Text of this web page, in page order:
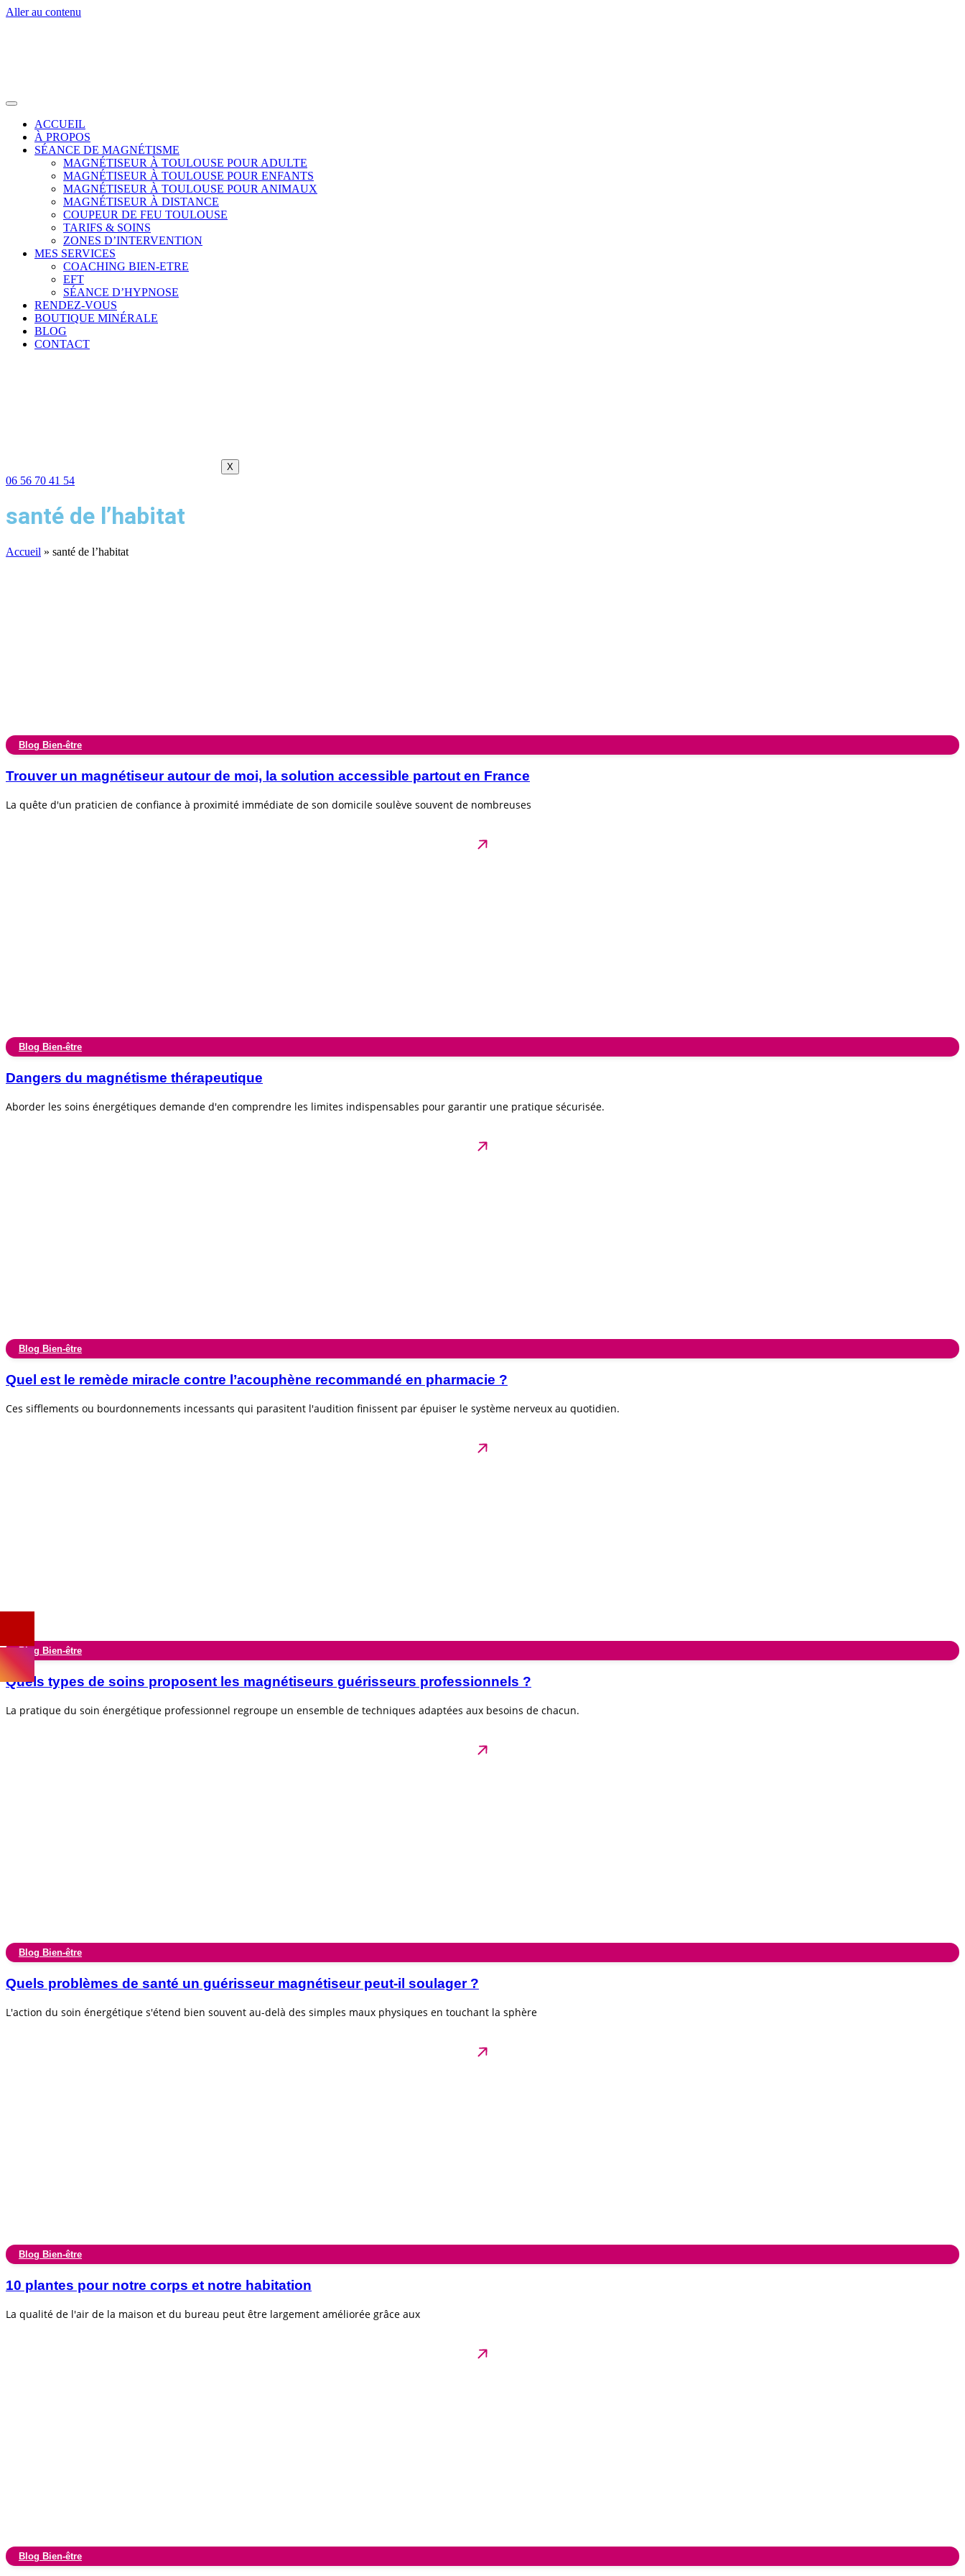
Aller au contenu
ACCUEIL
À PROPOS
SÉANCE DE MAGNÉTISME
MAGNÉTISEUR À TOULOUSE POUR ADULTE
MAGNÉTISEUR À TOULOUSE POUR ENFANTS
MAGNÉTISEUR À TOULOUSE POUR ANIMAUX
MAGNÉTISEUR À DISTANCE
COUPEUR DE FEU TOULOUSE
TARIFS & SOINS
ZONES D’INTERVENTION
MES SERVICES
COACHING BIEN-ETRE
EFT
SÉANCE D’HYPNOSE
RENDEZ-VOUS
BOUTIQUE MINÉRALE
BLOG
CONTACT
X
06 56 70 41 54
santé de l’habitat
Accueil » santé de l’habitat
Blog Bien-être
Trouver un magnétiseur autour de moi, la solution accessible partout en France
La quête d'un praticien de confiance à proximité immédiate de son domicile soulève souvent de nombreuses
Blog Bien-être
Dangers du magnétisme thérapeutique
Aborder les soins énergétiques demande d'en comprendre les limites indispensables pour garantir une pratique sécurisée.
Blog Bien-être
Quel est le remède miracle contre l’acouphène recommandé en pharmacie ?
Ces sifflements ou bourdonnements incessants qui parasitent l'audition finissent par épuiser le système nerveux au quotidien.
Blog Bien-être
Quels types de soins proposent les magnétiseurs guérisseurs professionnels ?
La pratique du soin énergétique professionnel regroupe un ensemble de techniques adaptées aux besoins de chacun.
Blog Bien-être
Quels problèmes de santé un guérisseur magnétiseur peut-il soulager ?
L'action du soin énergétique s'étend bien souvent au-delà des simples maux physiques en touchant la sphère
Blog Bien-être
10 plantes pour notre corps et notre habitation
La qualité de l'air de la maison et du bureau peut être largement améliorée grâce aux
Blog Bien-être